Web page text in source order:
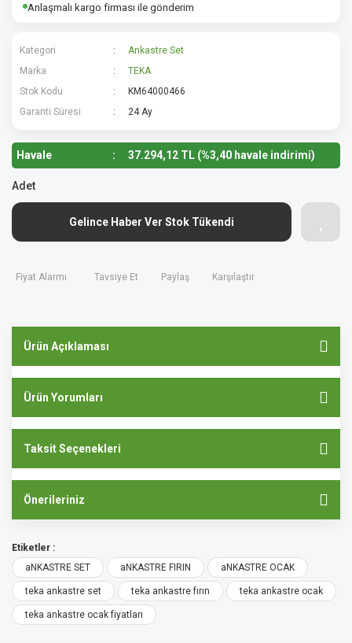
Anlaşmalı kargo firması ile gönderim
Kategori
Ankastre Set
Marka
TEKA
Stok Kodu
KM64000466
Garanti Süresi
24 Ay
Havale 37.294,12 TL (%3,40 havale indirimi)
Adet
Gelince Haber Ver Stok Tükendi
Fiyat Alarmı Tavsiye Et Paylaş Karşılaştır
Ürün Açıklaması
Ürün Yorumları
Taksit Seçenekleri
Önerileriniz
Etiketler :
aNKASTRE SET
aNKASTRE FIRIN aNKASTRE OCAK
teka ankastre set teka ankastre fırın teka ankastre ocak
teka ankastre ocak fiyatları